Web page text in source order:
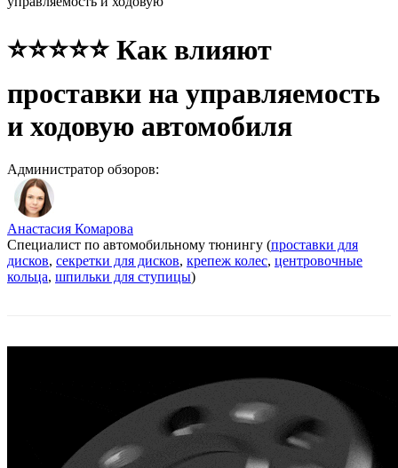
⭐⭐⭐⭐⭐ Как влияют
проставки на управляемость
и ходовую автомобиля
Администратор обзоров:
Анастасия Комарова
Специалист по автомобильному тюнингу (проставки для
дисков, секретки для дисков, крепеж колес, центровочные
кольца, шпильки для ступицы)